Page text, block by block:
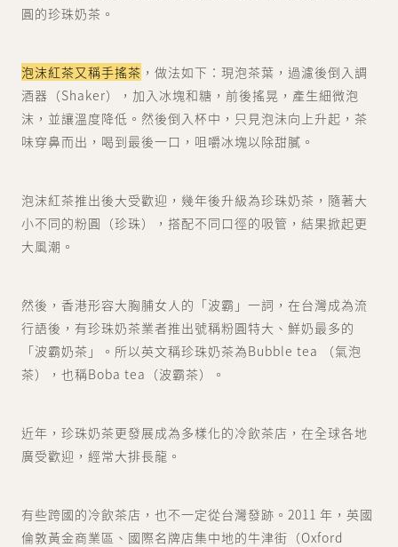
圓的珍珠奶茶。
泡沫紅茶又稱手搖茶 ，做法如下：現泡茶葉，過濾後倒入調
酒器（Shaker），加入冰塊和糖，前後搖晃，產生細微泡
沫，並讓溫度降低。然後倒入杯中，只見泡沬向上升起，茶
味穿鼻而出，喝到最後一口，咀嚼冰塊以除甜膩。
泡沫紅茶推出後大受歡迎，幾年後升級為珍珠奶茶，隨著大
小不同的粉圓（珍珠），搭配不同口徑的吸管，結果掀起更
大風潮。
然後，香港形容大胸脯女人的「波霸」一詞，在台灣成為流
行語後，有珍珠奶茶業者推出號稱粉圓特大、鮮奶最多的
「波霸奶茶」。所以英文稱珍珠奶茶為Bubble tea （氣泡
茶），也稱Boba tea（波霸茶）。
近年，珍珠奶茶更發展成為多樣化的冷飲茶店，在全球各地
廣受歡迎，經常大排長龍。
有些跨國的冷飲茶店，也不一定從台灣發跡。2011 年，英國
倫敦黃金商業區、國際名牌店集中地的牛津街（Oxford